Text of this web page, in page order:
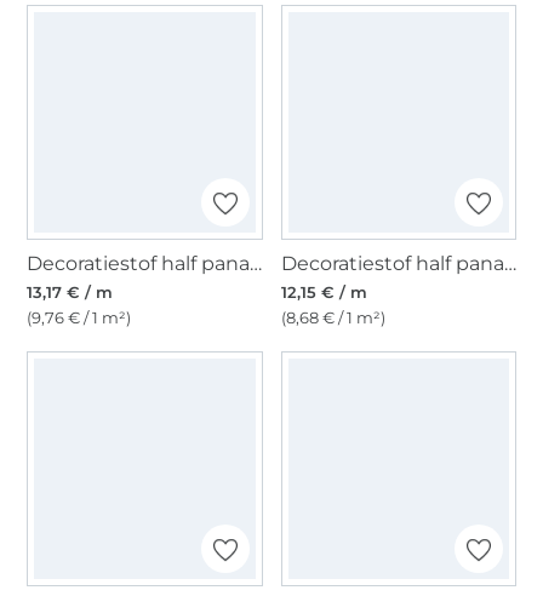
Decoratiestof half panama Enjoy Oriental Vintage Flowers, lime
13,17 € / m
(9,76 € / 1 m²)
Decoratiestof half panama Magnolia's, vaalgroen
12,15 € / m
(8,68 € / 1 m²)